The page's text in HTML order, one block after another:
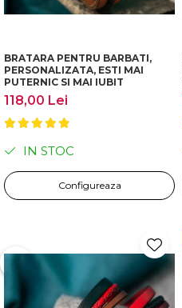
BRATARA PENTRU BARBATI,
PERSONALIZATA, ESTI MAI
PUTERNIC SI MAI IUBIT
118,00 Lei
IN STOC
Configureaza